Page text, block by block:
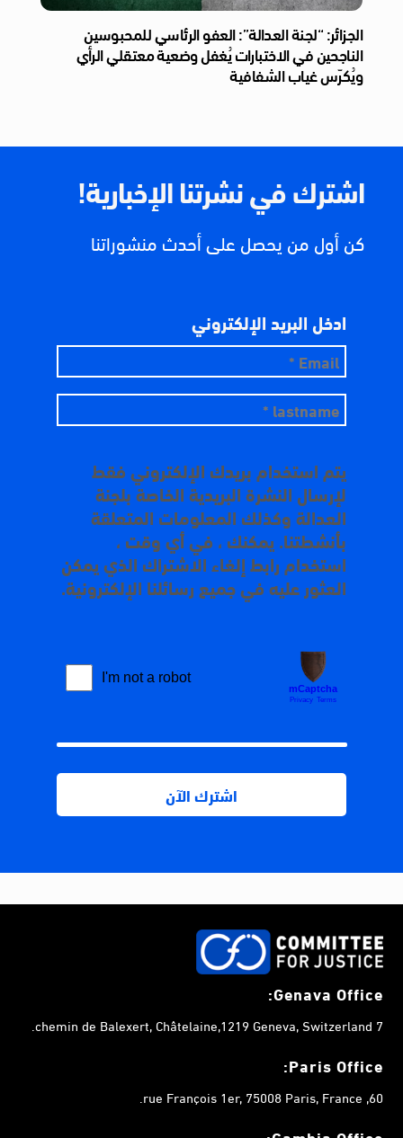
الجزائر: “لجنة العدالة”: العفو الرئاسي للمحبوسين
الناجحين في الاختبارات يُغفل وضعية معتقلي الرأي
ويُكرّس غياب الشفافية
اشترك في نشرتنا الإخبارية!
كن أول من يحصل على أحدث منشوراتنا
ادخل البريد الإلكتروني
يتم استخدام بريدك الإلكتروني فقط
لإرسال النشرة البريدية الخاصة بلجنة
العدالة وكذلك المعلومات المتعلقة
بأنشطتنا. يمكنك ، في أي وقت ،
استخدام رابط إلغاء الاشتراك الذي يمكن
العثور عليه في جميع رسائلنا الإلكترونية.
Genava Office:
7 chemin de Balexert, Châtelaine,1219 Geneva, Switzerland.
Paris Office:
60, rue François 1er, 75008 Paris, France.